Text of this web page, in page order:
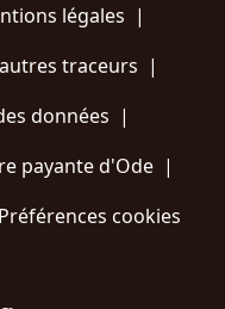
légales |
traceurs |
données |
payante d'Ode |
Préférences cookies